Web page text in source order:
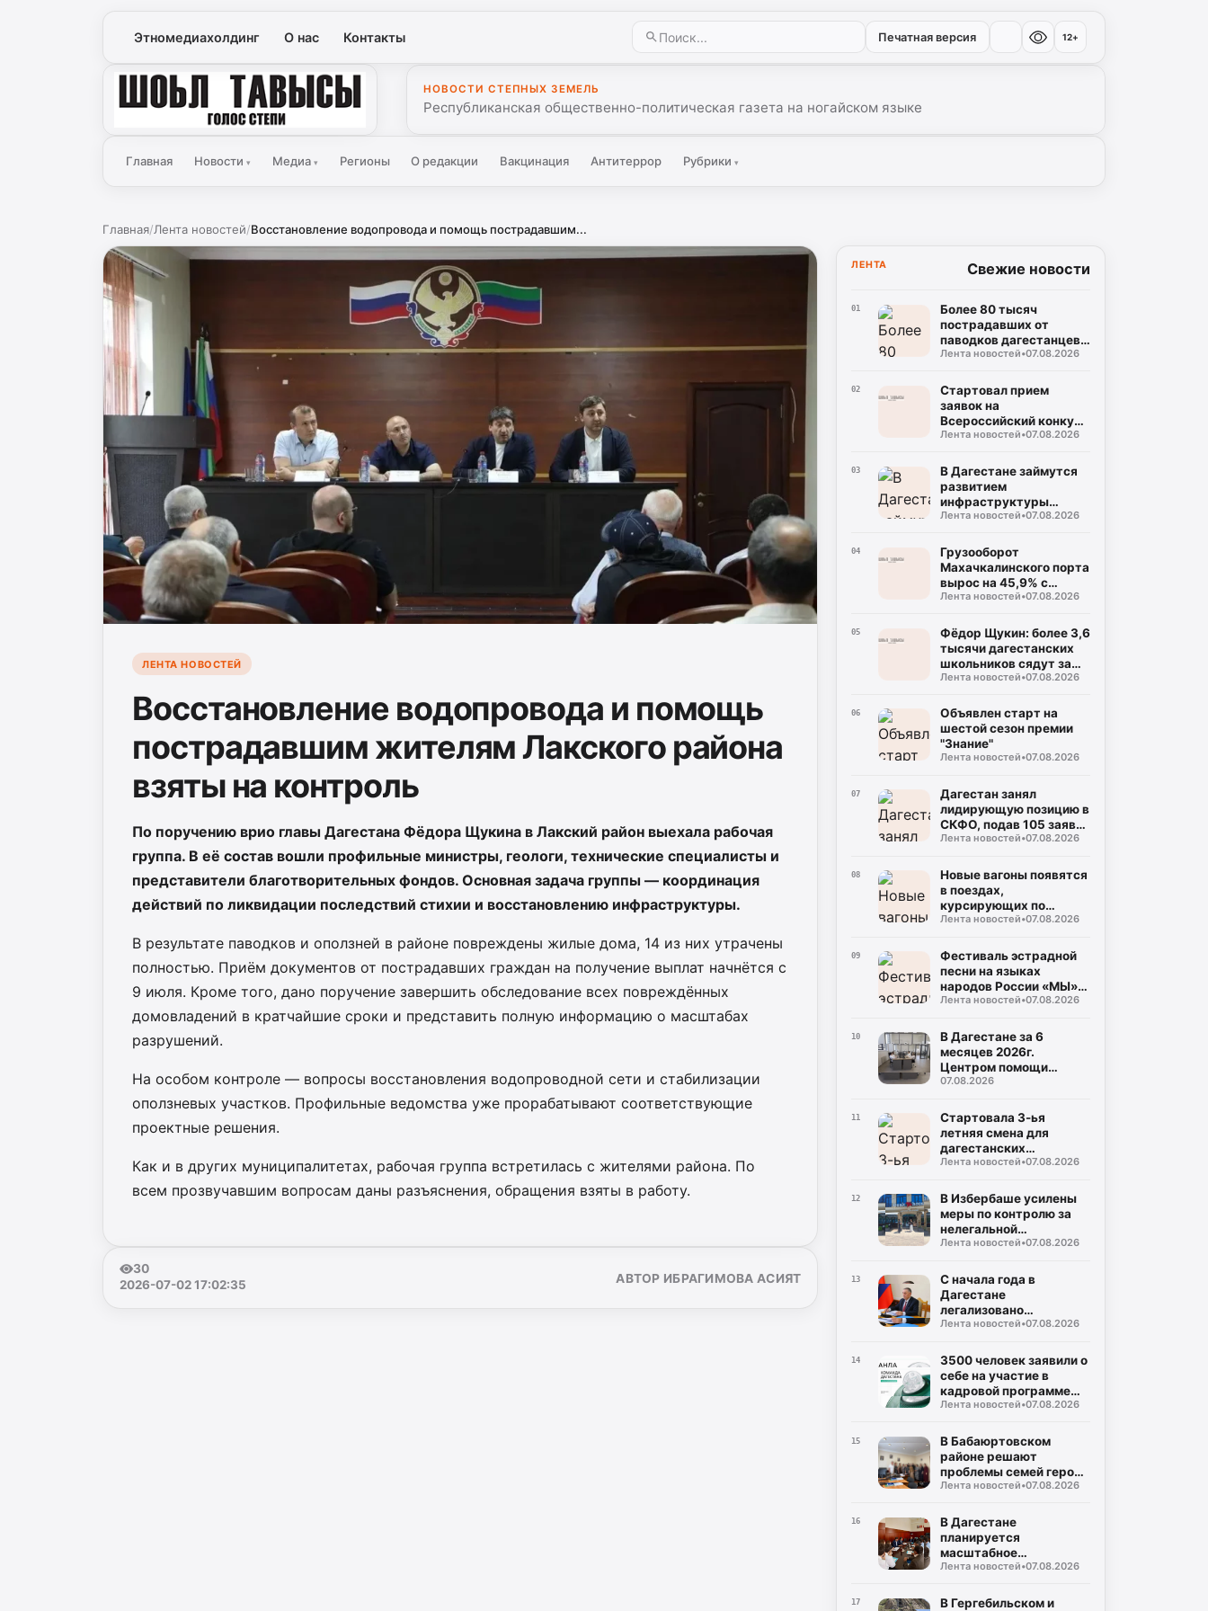
Этномедиахолдинг О нас Контакты Печатная версия 12+
Голос Степи
НОВОСТИ СТЕПНЫХ ЗЕМЕЛЬ
Республиканская общественно-политическая газета на ногайском языке
Главная Новости▾ Медиа ▾ Регионы О редакции Вакцинация Антитеррор Рубрики ▾
Главная/Лента новостей/Восстановление водопровода и помощь пострадавшим...
ЛЕНТА НОВОСТЕЙ
Восстановление водопровода и помощь
пострадавшим жителям Лакского района
взяты на контроль
По поручению врио главы Дагестана Фёдора Щукина в Лакский район выехала рабочая
группа. В её состав вошли профильные министры, геологи, технические специалисты и
представители благотворительных фондов. Основная задача группы — координация
действий по ликвидации последствий стихии и восстановлению инфраструктуры.
В результате паводков и оползней в районе повреждены жилые дома, 14 из них утрачены
полностью. Приём документов от пострадавших граждан на получение выплат начнётся с
9 июля. Кроме того, дано поручение завершить обследование всех повреждённых
домовладений в кратчайшие сроки и представить полную информацию о масштабах
разрушений.
На особом контроле — вопросы восстановления водопроводной сети и стабилизации
оползневых участков. Профильные ведомства уже прорабатывают соответствующие
проектные решения.
Как и в других муниципалитетах, рабочая группа встретилась с жителями района. По
всем прозвучавшим вопросам даны разъяснения, обращения взяты в работу.
30
2026-07-02 17:02:35
АВТОР ИБРАГИМОВА АСИЯТ
ЛЕНТА Свежие новости
01
Более 80 тысяч
пострадавших от
паводков дагестанцев
получили выплаты
Лента новостей•07.08.2026
02
Стартовал прием
заявок на
Всероссийский конкурс
«Столица детского
Лента новостей•07.08.2026
03
В Дагестане займутся
развитием
инфраструктуры
Каспийской флотилии
Лента новостей•07.08.2026
04
Грузооборот
Махачкалинского порта
вырос на 45,9% с
начала года
Лента новостей•07.08.2026
05
Фёдор Щукин: более 3,6
тысячи дагестанских
школьников сядут за
парты новых школ уже
Лента новостей•07.08.2026
06
Объявлен старт на
шестой сезон премии
"Знание"
Лента новостей•07.08.2026
07
Дагестан занял
лидирующую позицию в
СКФО, подав 105 заявок
на награду
Лента новостей•07.08.2026
08
Новые вагоны появятся
в поездах,
курсирующих по
маршруту Дербент-
Лента новостей•07.08.2026
09
Фестиваль эстрадной
песни на языках
народов России «МЫ»
состоится в Дагестане
Лента новостей•07.08.2026
10
В Дагестане за 6
месяцев 2026г.
Центром помощи
участникам СВО
обращений
07.08.2026
11
Стартовала 3-ья
летняя смена для
дагестанских
школьников в Северной
Лента новостей•07.08.2026
12
В Избербаше усилены
меры по контролю за
нелегальной
занятостью населения
Лента новостей•07.08.2026
13
С начала года в
Дагестане
легализовано
трудоустройство
граждан
Лента новостей•07.08.2026
14
3500 человек заявили о
себе на участие в
кадровой программе
«Команда Дагестана»
Лента новостей•07.08.2026
15
В Бабаюртовском
районе решают
проблемы семей героев
СВО
Лента новостей•07.08.2026
16
В Дагестане
планируется
масштабное
обновление 53 центров
Лента новостей•07.08.2026
17
В Гергебильском и